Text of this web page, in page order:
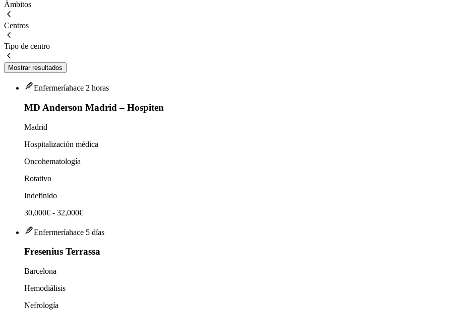
Ámbitos
Centros
Tipo de centro
Mostrar resultados
Enfermeríahace 2 horas
MD Anderson Madrid – Hospiten
Madrid
Hospitalización médica
Oncohematología
Rotativo
Indefinido
30,000€ - 32,000€
Enfermeríahace 5 días
Fresenius Terrassa
Barcelona
Hemodiálisis
Nefrología